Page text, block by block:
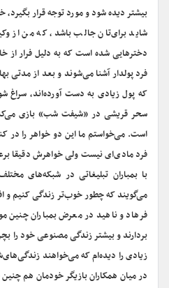
بیشتر دیده شود و مورد توجه قرار بگیرد،
شاید برای‌تان جالب باشد، که من از
دخترهایی شده است که به دلیل فرار از
فرد پولدار آشنا می‌شوند و بعد از مدتی
که پول زیادی به دست آورده‌اند،
سحر قریشی در «شیفت شب» بازی
است. می‌خواستم ما این دو خواهر را در
فرد مادی‌ای نیست ولی خواهرش دقیقا
با بمباران تبلیغاتی در شبکه‌های
می‌گویند که چطور خوب‌تر زندگی کنیم و
فرهاد و ناهید در معرض بمباران چنین
بردارند و بیشتر زندگی مصنوعی خود را
زیادی را دیده‌ام که می‌خواهند
در میان همکاران بازیگر خودمان هم